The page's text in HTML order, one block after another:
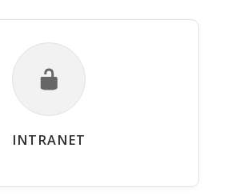
INTRANET